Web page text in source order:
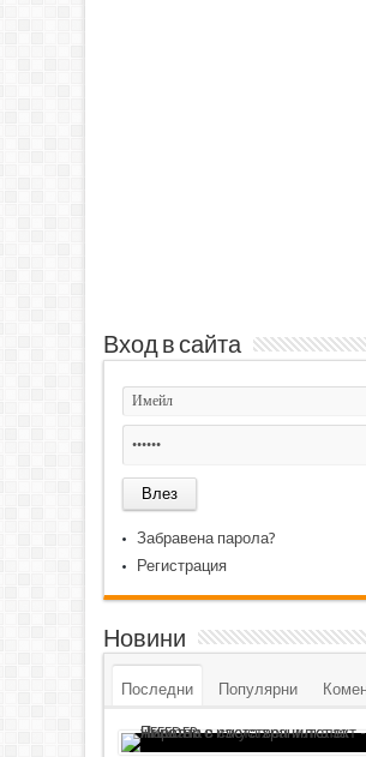
Вход в сайта
Забравена парола?
Регистрация
Новини
Последни Популярни